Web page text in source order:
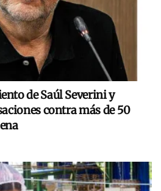
de Saúl Severini y
contra más de 50